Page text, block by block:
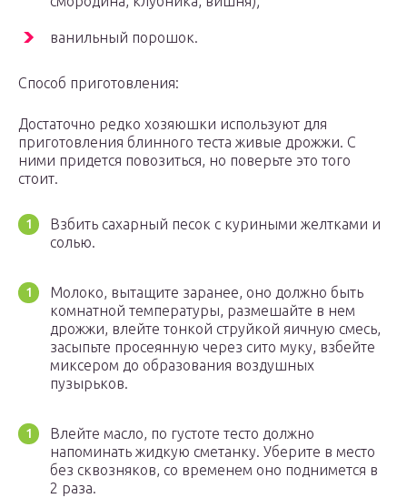
ванильный порошок.
Способ приготовления:
Достаточно редко хозяюшки используют для
приготовления блинного теста живые дрожжи. С
ними придется повозиться, но поверьте это того
стоит.
Взбить сахарный песок с куриными желтками и
солью.
Молоко, вытащите заранее, оно должно быть
комнатной температуры, размешайте в нем
дрожжи, влейте тонкой струйкой яичную смесь,
засыпьте просеянную через сито муку, взбейте
миксером до образования воздушных
пузырьков.
Влейте масло, по густоте тесто должно
напоминать жидкую сметанку. Уберите в место
без сквозняков, со временем оно поднимется в
2 раза.